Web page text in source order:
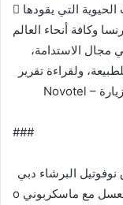
 مواصلة دعم مشاريع حماية المحيطات الحيوية التي يقودها
وكافة أنحاء العالم
مجال الاستدامة،
ولقراءة تقرير
“أثر نوفوتيل على المحيطات” بالكامل، يُرجى زيارة Novotel –
###
o كباب زامينكي: مزيج من الشمندر المحلى بالعسل مع ماسكربوني